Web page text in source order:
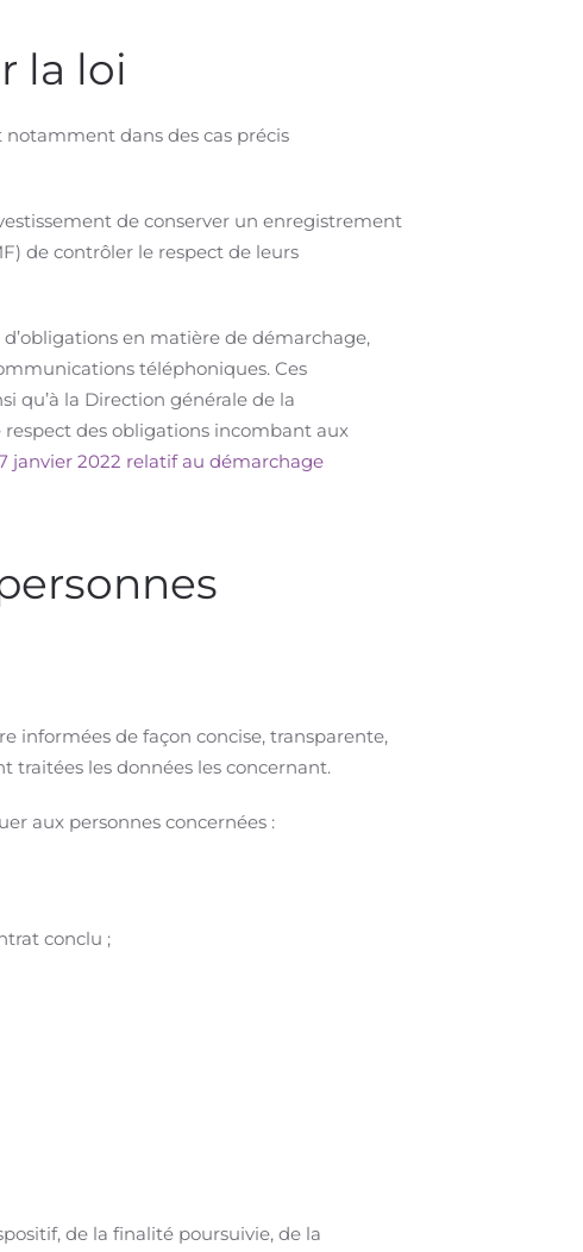
la loi
notamment dans des cas précis
de conserver un enregistrement
de contrôler le respect de leurs
en matière de démarchage,
téléphoniques. Ces
qu’à la Direction générale de la
respect des obligations incombant aux
janvier 2022 relatif au démarchage
informées de façon concise, transparente,
traitées les données les concernant.
aux personnes concernées :
conclu ;
de la finalité poursuivie, de la